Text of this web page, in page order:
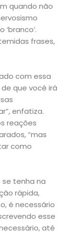
quando não
frases,
com essa
que você irá
enfatiza.
reações
“mas
como
tenha na
rápida,
é necessário
esse
até